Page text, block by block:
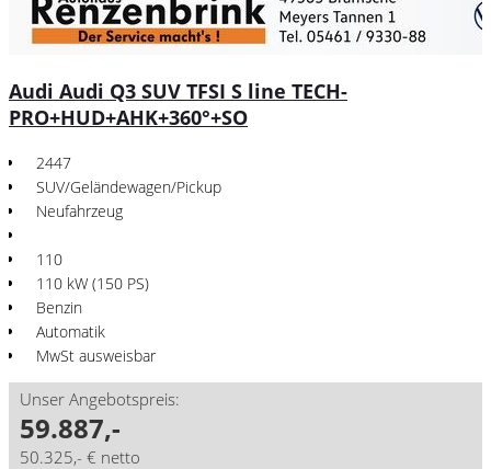
Audi Audi Q3 SUV TFSI S line TECH-
PRO+HUD+AHK+360°+SO
2447
SUV/Geländewagen/Pickup
Neufahrzeug
110
110 kW (150 PS)
Benzin
Automatik
MwSt ausweisbar
Unser Angebotspreis:
59.887,-
50.325,- € netto